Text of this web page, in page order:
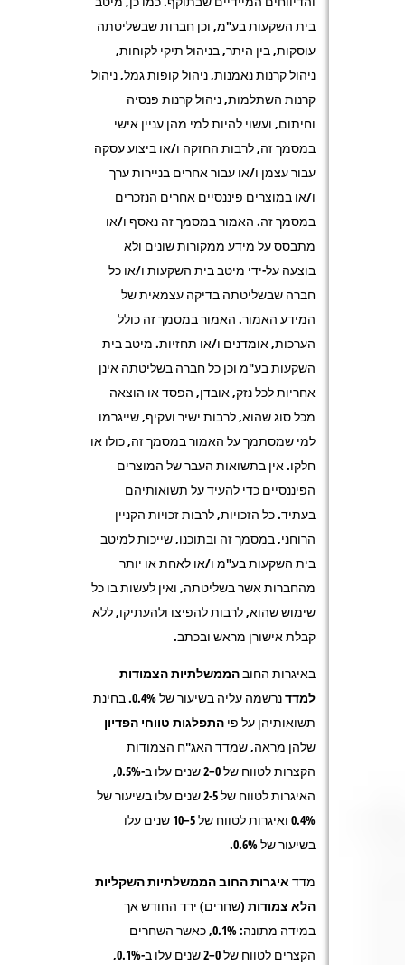
בית השקעות בע"מ, וכן חברות שבשליטתה
עוסקות, בין היתר, בניהול תיקי לקוחות,
ניהול קרנות נאמנות, ניהול קופות גמל, ניהול
קרנות השתלמות, ניהול קרנות פנסיה
וחיתום, ועשוי להיות למי מהן עניין אישי
במסמך זה, לרבות החזקה ו/או ביצוע עסקה
עבור עצמן ו/או עבור אחרים בניירות ערך
ו/או במוצרים פיננסיים אחרים הנזכרים
במסמך זה. האמור במסמך זה נאסף ו/או
מתבסס על מידע ממקורות שונים ולא
בוצעה על-ידי מיטב בית השקעות ו/או כל
חברה שבשליטתה בדיקה עצמאית של
המידע האמור. האמור במסמך זה כולל
הערכות, אומדנים ו/או תחזיות. מיטב בית
השקעות בע"מ וכן כל חברה בשליטתה אינן
אחריות לכל נזק, אובדן, הפסד או הוצאה
מכל סוג שהוא, לרבות ישיר ועקיף, שייגרמו
למי שמסתמך על האמור במסמך זה, כולו או
חלקו. אין בתשואות העבר של המוצרים
הפיננסיים כדי להעיד על תשואותיהם
בעתיד. כל הזכויות, לרבות זכויות הקניין
הרוחני, במסמך זה ובתוכנו, שייכות למיטב
בית השקעות בע"מ ו/או לאחת או יותר
מהחברות אשר בשליטתה, ואין לעשות בו כל
שימוש שהוא, לרבות להפיצו ולהעתיקו, ללא
קבלת אישורן מראש ובכתב.
באיגרות החובהממשלתיותהצמודות
למדדנרשמה עליה בשיעור של0.4%. בחינת
תשואותיהן על פי התפלגות טווחי הפדיון
שלהן מראה, שמדד האג"ח הצמודות
הקצרות לטווח של 0–2 שנים עלו ב-0.5%,
האיגרות לטווח של 2-5 שנים עלו בשיעור של
0.4% ואיגרות לטווח של 5–10 שנים עלו
בשיעור של 0.6%.
מדד איגרותהחוב הממשלתיות השקליות
הלא צמודות (שחרים) ירד החודש אך
במידה מתונה:0.1%, כאשר השחרים
הקצרים לטווח של 0–2 שנים עלו ב-0.1%,